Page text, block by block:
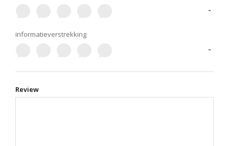
-
informatieverstrekking
-
Review